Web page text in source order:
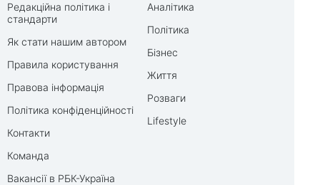
Редакційна політика і
стандарти
Як стати нашим автором
Правила користування
Правова інформація
Політика конфіденційності
Контакти
Команда
Вакансії в РБК-Україна
Аналітика
Політика
Бізнес
Життя
Розваги
Lifestyle